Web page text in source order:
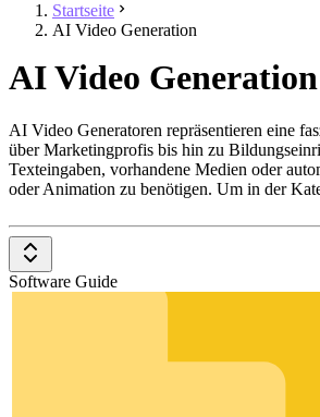
Startseite
AI Video Generation
AI Video
AI Video Generatoren repräsentieren eine
über Marketingprofis bis hin zu
Texteingaben, vorhandene Medien oder
oder Animation zu benötigen. Um in der
Text-zu-Video-Konvertierung
Automatisierte Bearbeitungsfunktionen
Software Guide